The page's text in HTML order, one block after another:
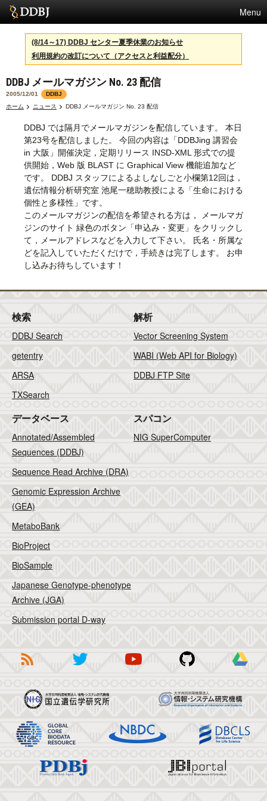
Menu
サービス
スパコン
統計
活動
センターについて
利用規約
問合せ
(8/14～17) DDBJ センター夏季休業のお知らせ
利用規約の改訂について（アクセスと利益配分）
DDBJ メールマガジン No. 23 配信
2005/12/01
DDBJ
ホーム
ニュース DDBJ メールマガジン No. 23 配信
DDBJ では隔月でメールマガジンを配信しています。 本日
第23号を配信しました。 今回の内容は「DDBJing 講習会
in 大阪」開催決定，定期リリース INSD-XML 形式での提
供開始，Web 版 BLAST に Graphical View 機能追加など
です。 DDBJ スタッフによるよしなしごと小欄第12回は，
遺伝情報分析研究室 池尾一穂助教授による「生命における
個性と多様性」です。
このメールマガジンの配信を希望される方は， メールマガ
ジンのサイト 緑色のボタン「申込み・変更」をクリックし
て，メールアドレスなどを入力して下さい。 氏名・所属な
どを記入していただくだけで，手続きは完了します。 お申
し込みお待ちしています！
検索
DDBJ Search
getentry
ARSA
TXSearch
解析
Vector Screening System
WABI (Web API for Biology)
DDBJ FTP Site
データベース
Annotated/Assembled
Sequences (DDBJ)
Sequence Read Archive (DRA)
Genomic Expression Archive
(GEA)
MetaboBank
BioProject
BioSample
Japanese Genotype-phenotype
Archive (JGA)
Submission portal D-way
スパコン
NIG SuperComputer